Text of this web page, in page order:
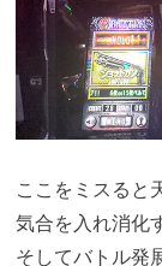
ここをミスると
気合を入れ消化
そしてバトル発